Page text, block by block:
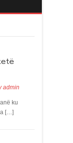
admin
ku
[…]